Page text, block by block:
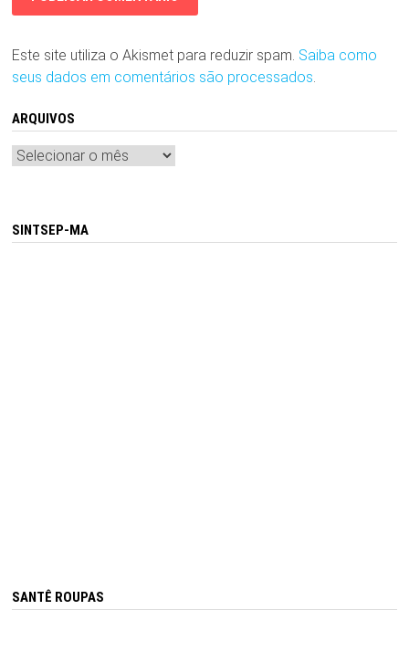
Este site utiliza o Akismet para reduzir spam. Saiba como
seus dados em comentários são processados.
ARQUIVOS
Arquivos
SINTSEP-MA
SANTÊ ROUPAS